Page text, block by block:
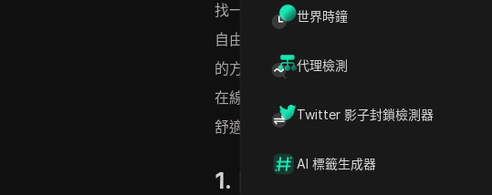
世界時鐘
代理檢測
Twitter 影子封鎖檢測器
AI 標籤生成器
找一些額外收入，互聯網都提供了無數遠
自由度以及按照自己的條件工作的能力。
的方法，涵蓋滿足不同技能和興趣的各種
在線賺取收入的提示供您參考。讓我們深
舒適的家中或環遊世界時賺錢。
1. 自由職業者